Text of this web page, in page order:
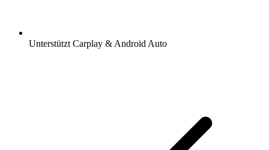
Unterstützt Carplay & Android Auto